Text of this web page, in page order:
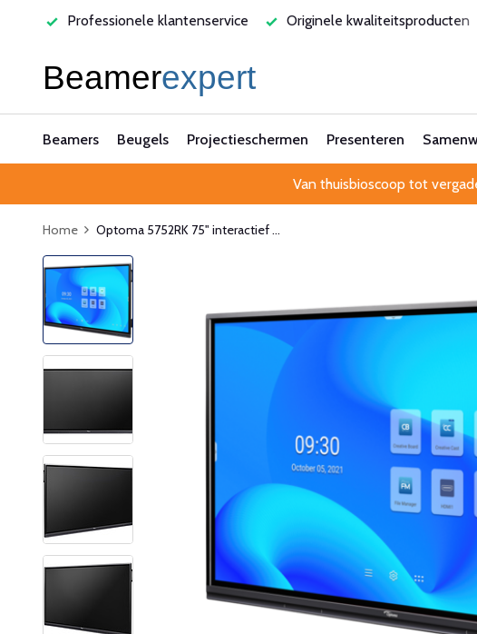
Professionele klantenservice Originele kwaliteitsproducten
Beamers Beugels Projectieschermen Presenteren
Van thuisbioscoop tot
Home Optoma 5752RK 75" interactief ...